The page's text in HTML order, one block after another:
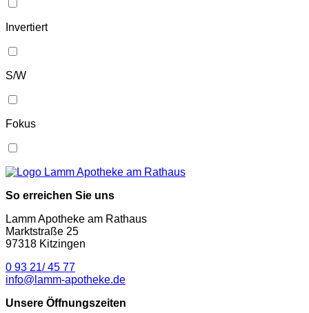
Invertiert
S/W
Fokus
So erreichen Sie uns
Lamm Apotheke am Rathaus
Marktstraße 25
97318 Kitzingen
0 93 21/ 45 77
info@lamm-apotheke.de
Unsere Öffnungszeiten